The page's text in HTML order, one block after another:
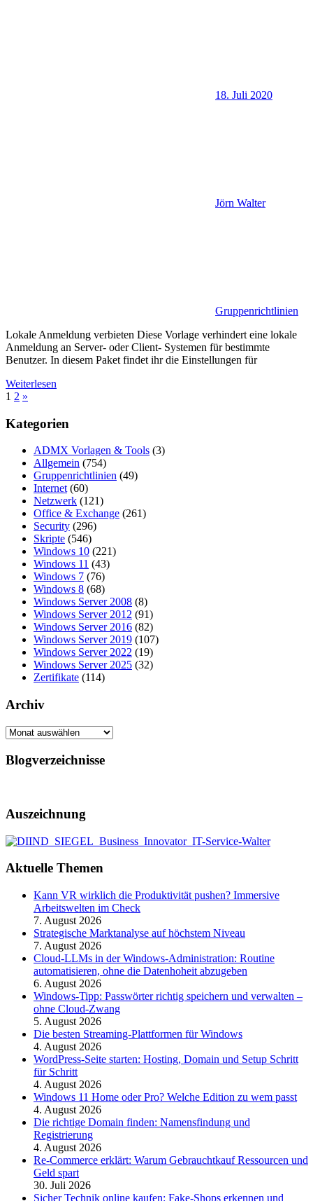
18. Juli 2020
Jörn Walter
Gruppenrichtlinien
Lokale Anmeldung verbieten Diese Vorlage verhindert eine lokale
Anmeldung an Server- oder Client- Systemen für bestimmte
Benutzer. In diesem Paket findet ihr die Einstellungen für
Weiterlesen
Seitennummerierung
der
Beiträge
1 2 Nächste
»
Kategorien
ADMX Vorlagen & Tools (3)
Allgemein (754)
Gruppenrichtlinien (49)
Internet (60)
Netzwerk (121)
Office & Exchange (261)
Security (296)
Skripte (546)
Windows 10 (221)
Windows 11 (43)
Windows 7 (76)
Windows 8 (68)
Windows Server 2008 (8)
Windows Server 2012 (91)
Windows Server 2016 (82)
Windows Server 2019 (107)
Windows Server 2022 (19)
Windows Server 2025 (32)
Zertifikate (114)
Archiv
Archiv
Blogverzeichnisse
Auszeichnung
Aktuelle Themen
Kann VR wirklich die Produktivität pushen? Immersive
Arbeitswelten im Check
7. August 2026
Strategische Marktanalyse auf höchstem Niveau
7. August 2026
Cloud-LLMs in der Windows-Administration: Routine
automatisieren, ohne die Datenhoheit abzugeben
6. August 2026
Windows-Tipp: Passwörter richtig speichern und verwalten –
ohne Cloud-Zwang
5. August 2026
Die besten Streaming-Plattformen für Windows
4. August 2026
WordPress-Seite starten: Hosting, Domain und Setup Schritt
für Schritt
4. August 2026
Windows 11 Home oder Pro? Welche Edition zu wem passt
4. August 2026
Die richtige Domain finden: Namensfindung und
Registrierung
4. August 2026
Re-Commerce erklärt: Warum Gebrauchtkauf Ressourcen und
Geld spart
30. Juli 2026
Sicher Technik online kaufen: Fake-Shops erkennen und